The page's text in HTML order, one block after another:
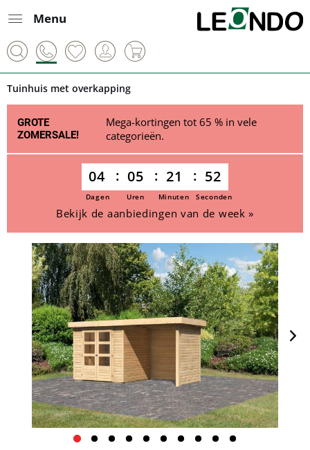
Menu
Tuinhuis met overkapping
GROTE
ZOMERSALE!
Mega-kortingen tot 65 % in vele
categorieën.
04 05 21 51
Dagen Uren Minuten Seconden
Bekijk de aanbiedingen van de week »